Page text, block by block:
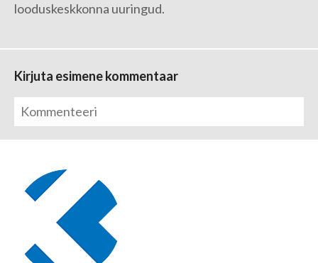
looduskeskkonna uuringud.
Kirjuta esimene kommentaar